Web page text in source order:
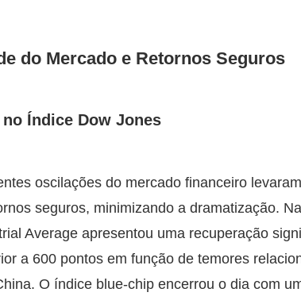
do Mercado e Retornos Seguros
Índice Dow Jones
oscilações do mercado financeiro
seguros, minimizando a dramatização.
Average apresentou uma recuperação
a 600 pontos em função de temores
O índice blue-chip encerrou o dia com